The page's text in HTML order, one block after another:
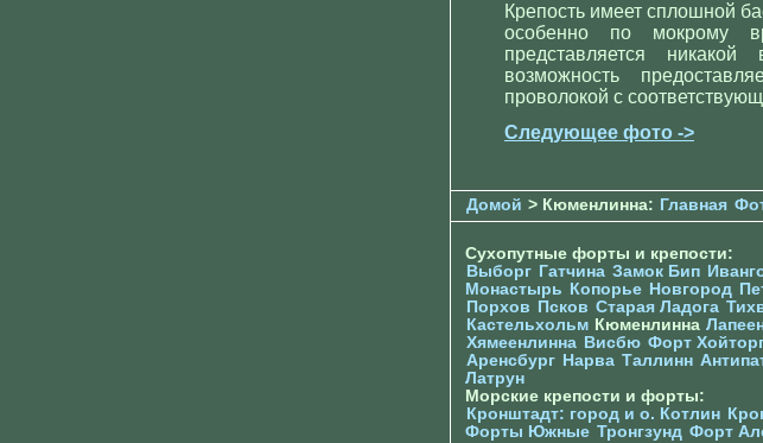
Крепость имеет сплошной
особенно по мокрому
представляется
возможность
проволокой с
Следующее фото ->
Домой > Кюменлинна: Главная
Сухопутные форты и крепости:
Выборг Гатчина Замок Бип
Монастырь
Копорье Новгород
Порхов
Псков Старая Ладога
Кастельхольм Кюменлинна
Хямеенлинна Висбю Форт
Аренсбург Нарва Таллинн
Латрун
Морские крепости и форты:
Кронштадт: город и о. Котлин
Форты Южные Тронгзунд Форт